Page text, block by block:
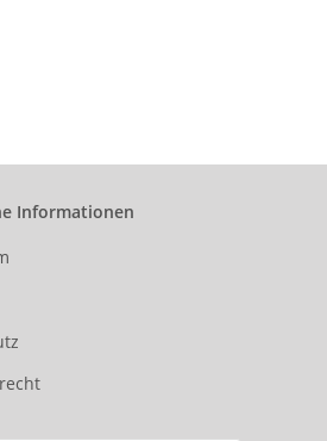
Informationen